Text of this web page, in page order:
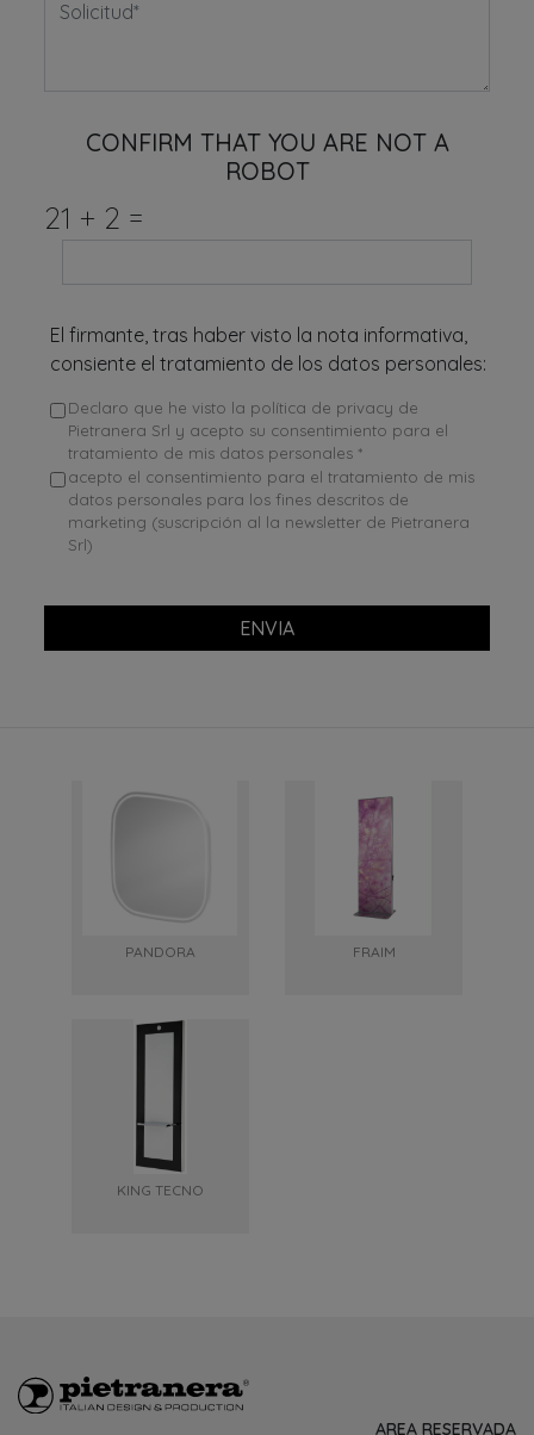
CONFIRM THAT YOU ARE NOT A
ROBOT
21 + 2 =
El firmante, tras haber visto la nota informativa,
consiente el tratamiento de los datos personales:
Declaro que he visto la política de privacy de
Pietranera Srl y acepto su consentimiento para el
tratamiento de mis datos personales *
acepto el consentimiento para el tratamiento de mis
datos personales para los fines descritos de
marketing (suscripción al la newsletter de Pietranera
Srl)
ENVIA
PANDORA FRAIM
KING TECNO
AREA RESERVADA